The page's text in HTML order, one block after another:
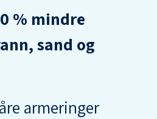
% mindre
sand og
armeringer